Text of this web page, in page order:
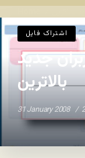
اشتراک فايل
جدید
بالاترین
31 January 2008